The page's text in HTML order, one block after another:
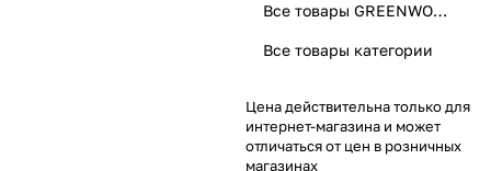
Все товары GREENWORKS
Все товары категории
Цена действительна только для
интернет-магазина и может
отличаться от цен в розничных
магазинах
% будут
с вашей карты